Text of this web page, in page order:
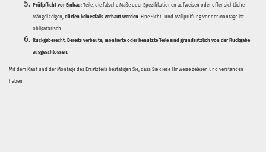
Prüfpflicht vor Einbau: Teile, die falsche Maße oder Spezifikationen aufweisen oder offensichtliche
Mängel zeigen, dürfen keinesfalls verbaut werden. Eine Sicht- und Maßprüfung vor der Montage ist
obligatorisch.
Rückgaberecht: Bereits verbaute, montierte oder benutzte Teile sind grundsätzlich von der Rückgabe
ausgeschlossen.
Mit dem Kauf und der Montage des Ersatzteils bestätigen Sie, dass Sie diese Hinweise gelesen und verstanden
haben